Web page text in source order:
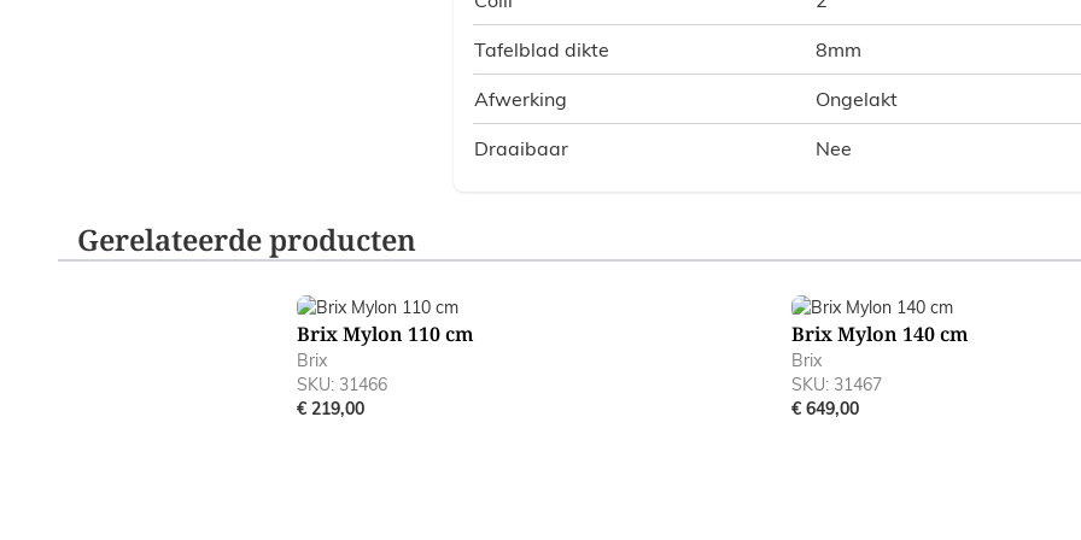
Tafelblad dikte 8mm
Afwerking Ongelakt
Draaibaar Nee
Gerelateerde producten
Navigating through the elements of the carousel is possible using the tab key. You can skip the carousel or go
Brix Mylon 110 cm
Brix
SKU: 31466
€ 219,00
Brix Mylon 140 cm
Brix
SKU: 31467
€ 649,00